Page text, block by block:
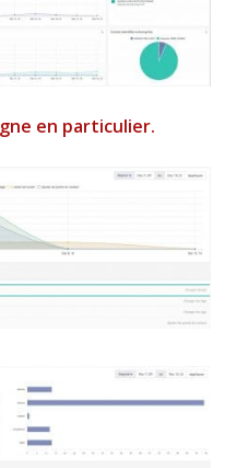
en particulier.